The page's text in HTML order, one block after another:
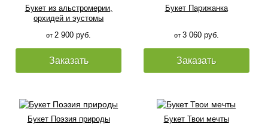
Букет из альстромерии,
орхидей и эустомы
от 2 900 руб.
Заказать
Букет Парижанка
от 3 060 руб.
Заказать
Букет Поэзия природы Букет Твои мечты